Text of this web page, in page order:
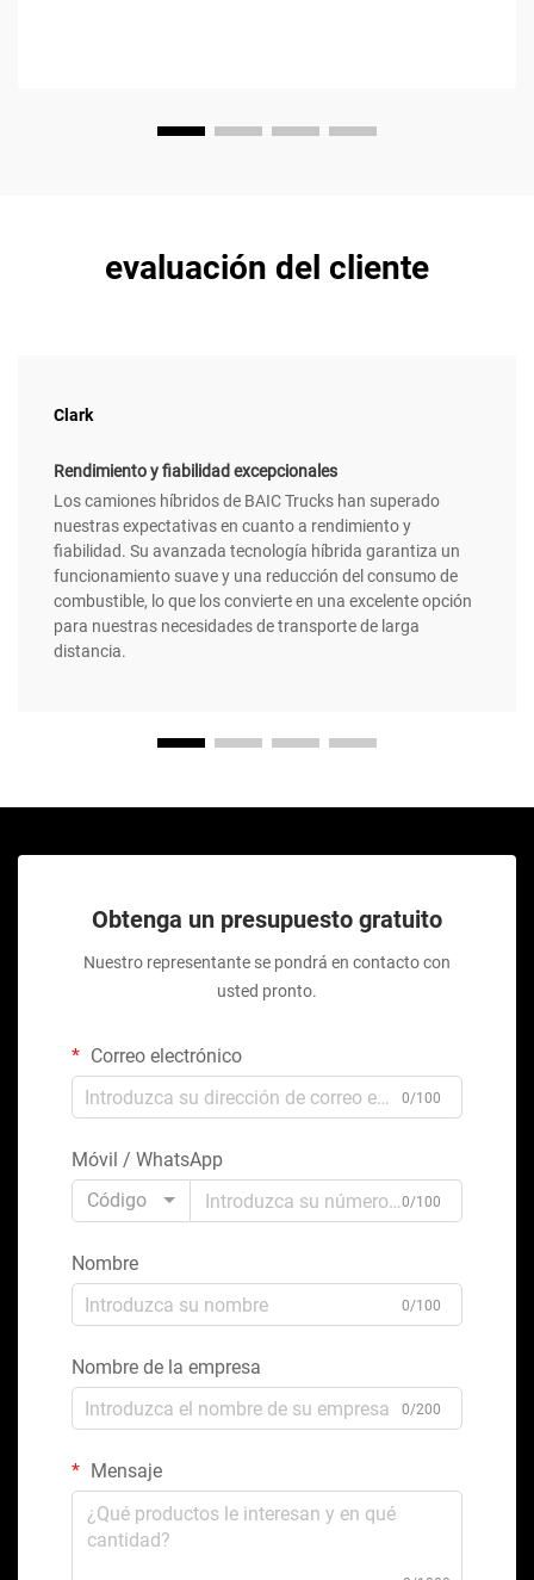
evaluación del cliente
Clark
Rendimiento y fiabilidad excepcionales
Los camiones híbridos de BAIC Trucks han superado
nuestras expectativas en cuanto a rendimiento y
fiabilidad. Su avanzada tecnología híbrida garantiza un
funcionamiento suave y una reducción del consumo de
combustible, lo que los convierte en una excelente opción
para nuestras necesidades de transporte de larga
distancia.
Obtenga un presupuesto gratuito
Nuestro representante se pondrá en contacto con
usted pronto.
Correo electrónico
0/100
Móvil / WhatsApp
Código
0/100
Nombre
0/100
Nombre de la empresa
0/200
Mensaje